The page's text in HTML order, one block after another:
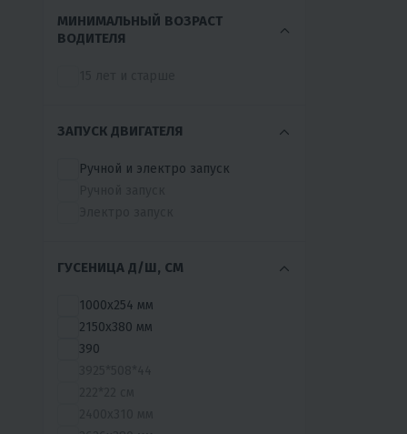
МИНИМАЛЬНЫЙ ВОЗРАСТ
ВОДИТЕЛЯ
ЗАПУСК ДВИГАТЕЛЯ
Ручной и электро запуск
ГУСЕНИЦА Д/Ш, СМ
1000х254 мм
2150х380 мм
390